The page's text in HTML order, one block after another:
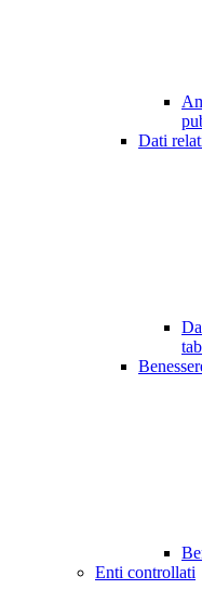
Dati
Enti controllati